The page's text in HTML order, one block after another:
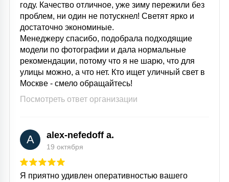
году. Качество отличное, уже зиму пережили без
проблем, ни один не потускнел! Светят ярко и
достаточно экономиные.
Менеджеру спасибо, подобрала подходящие
модели по фотографии и дала нормальные
рекомендации, потому что я не шарю, что для
улицы можно, а что нет. Кто ищет уличный свет в
Москве - смело обращайтесь!
Посмотреть ответ организации
A alex-nefedoff a.
19 октября
Я приятно удивлен оперативностью вашего